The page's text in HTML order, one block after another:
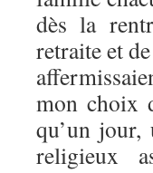
dès la
retraite et
mon choix
qu’un jour,
religieux